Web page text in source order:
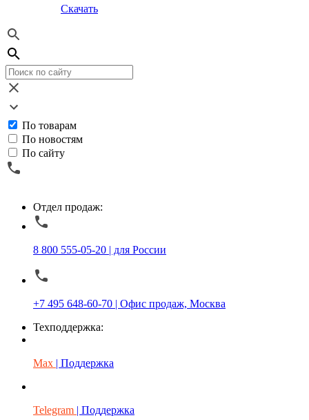
Скачать
По товарам
По новостям
По сайту
Отдел продаж:
8 800 555-05-20 | для России
+7 495 648-60-70 | Офис продаж, Москва
Техподдержка:
Max | Поддержка
Telegram | Поддержка